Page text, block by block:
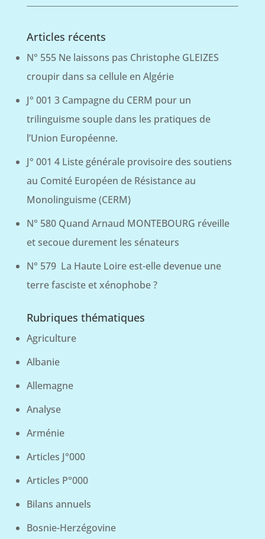
Articles récents
N° 555 Ne laissons pas Christophe GLEIZES
croupir dans sa cellule en Algérie
J° 001 3 Campagne du CERM pour un
trilinguisme souple dans les pratiques de
l’Union Européenne.
J° 001 4 Liste générale provisoire des soutiens
au Comité Européen de Résistance au
Monolinguisme (CERM)
N° 580 Quand Arnaud MONTEBOURG réveille
et secoue durement les sénateurs
N° 579 La Haute Loire est-elle devenue une
terre fasciste et xénophobe ?
Rubriques thématiques
Agriculture
Albanie
Allemagne
Analyse
Arménie
Articles J°000
Articles P°000
Bilans annuels
Bosnie-Herzégovine